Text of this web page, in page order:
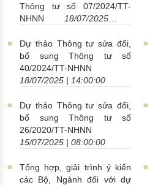
Thông tư số 07/2024/TT-
NHNN
18/07/2025 |
Dự thảo Thông tư sửa đổi,
bổ sung Thông tư số
40/2024/TT-NHNN
18/07/2025 | 14:00:00
Dự thảo Thông tư sửa đổi,
bổ sung Thông tư số
26/2020/TT-NHNN
15/07/2025 | 08:00:00
Tổng hợp, giải trình ý kiến
các Bộ, Ngành đối với dự